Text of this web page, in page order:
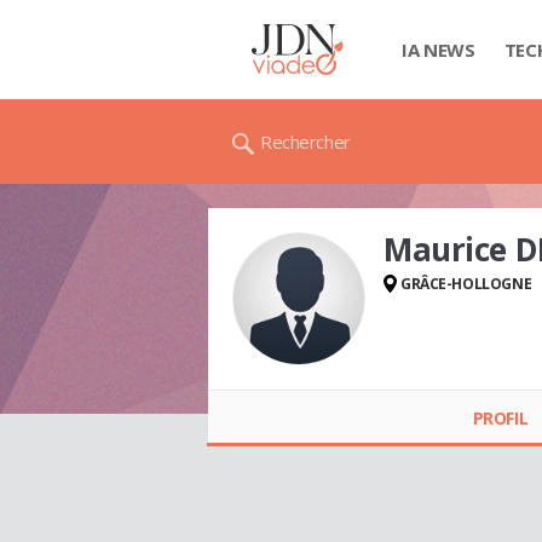
IA NEWS
Rechercher
Maurice
GRÂCE-HOLLOGNE
PROFIL